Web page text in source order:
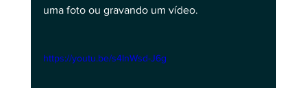
uma foto ou gravando um vídeo.
https://youtu.be/s4InWsd-J6g